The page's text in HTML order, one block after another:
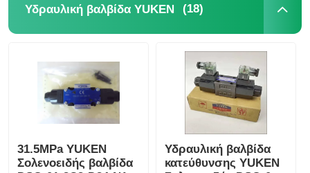
Υδραυλική βαλβίδα YUKEN (18)
31.5MPa YUKEN
Σολενοειδής βαλβίδα
Υδραυλική βαλβίδα
κατεύθυνσης YUKEN